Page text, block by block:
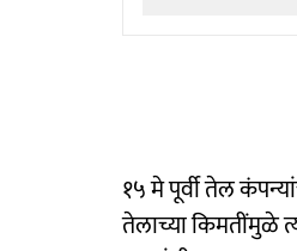
१५ मे पूर्वी तेल
तेलाच्या किमतींमुळे